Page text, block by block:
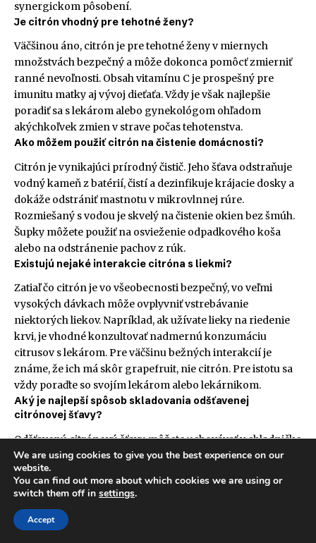
synergickom pôsobení.
Je citrón vhodný pre tehotné ženy?
Väčšinou áno, citrón je pre tehotné ženy v miernych
množstvách bezpečný a môže dokonca pomôcť zmierniť
ranné nevoľnosti. Obsah vitamínu C je prospešný pre
imunitu matky aj vývoj dieťaťa. Vždy je však najlepšie
poradiť sa s lekárom alebo gynekológom ohľadom
akýchkoľvek zmien v strave počas tehotenstva.
Ako môžem použiť citrón na čistenie domácnosti?
Citrón je vynikajúci prírodný čistič. Jeho šťava odstraňuje
vodný kameň z batérií, čistí a dezinfikuje krájacie dosky a
dokáže odstrániť mastnotu v mikrovlnnej rúre.
Rozmiešaný s vodou je skvelý na čistenie okien bez šmúh.
Šupky môžete použiť na osvieženie odpadkového koša
alebo na odstránenie pachov z rúk.
Existujú nejaké interakcie citróna s liekmi?
Zatiaľ čo citrón je vo všeobecnosti bezpečný, vo veľmi
vysokých dávkach môže ovplyvniť vstrebávanie
niektorých liekov. Napríklad, ak užívate lieky na riedenie
krvi, je vhodné konzultovať nadmernú konzumáciu
citrusov s lekárom. Pre väčšinu bežných interakcií je
známe, že ich má skôr grapefruit, nie citrón. Pre istotu sa
vždy poraďte so svojím lekárom alebo lekárnikom.
Aký je najlepší spôsob skladovania odšťavenej
citrónovej šťavy?
Odšťavenú citrónovú šťavu môžete uchovávať v chladničke
v uzatvorenej nádobe približne 2-3 dni. Pre dlhodobejšie
skladovanie ju môžete zamraziť. Nalejte ju do formičiek na
ľad a po zamrazení preložte kocky do vzduchotesného
niekoľkých mesiacov.
We are using cookies to give you the best experience on our
website.
You can find out more about which cookies we are using or
switch them off in settings.
Accept